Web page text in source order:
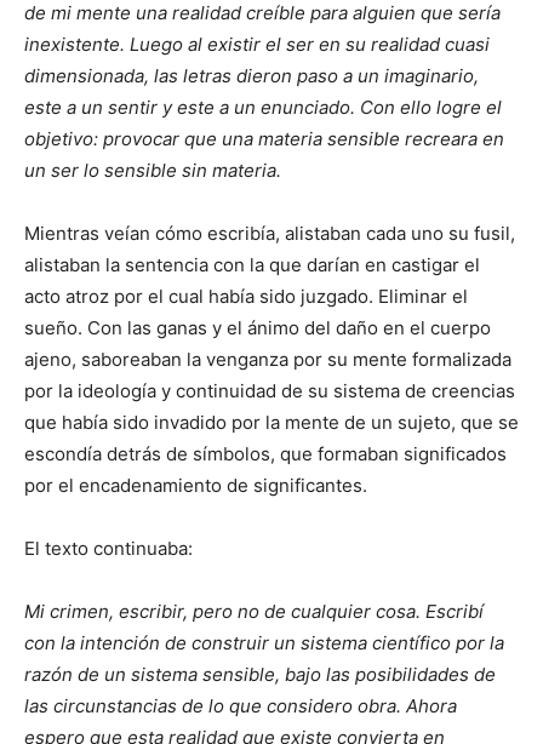
de mi mente una realidad creíble para alguien que sería
inexistente. Luego al existir el ser en su realidad cuasi
dimensionada, las letras dieron paso a un imaginario,
este a un sentir y este a un enunciado. Con ello logre el
objetivo: provocar que una materia sensible recreara en
un ser lo sensible sin materia.
Mientras veían cómo escribía, alistaban cada uno su fusil,
alistaban la sentencia con la que darían en castigar el
acto atroz por el cual había sido juzgado. Eliminar el
sueño. Con las ganas y el ánimo del daño en el cuerpo
ajeno, saboreaban la venganza por su mente formalizada
por la ideología y continuidad de su sistema de creencias
que había sido invadido por la mente de un sujeto, que se
escondía detrás de símbolos, que formaban significados
por el encadenamiento de significantes.
El texto continuaba:
Mi crimen, escribir, pero no de cualquier cosa. Escribí
con la intención de construir un sistema científico por la
razón de un sistema sensible, bajo las posibilidades de
las circunstancias de lo que considero obra. Ahora
espero que esta realidad que existe convierta en